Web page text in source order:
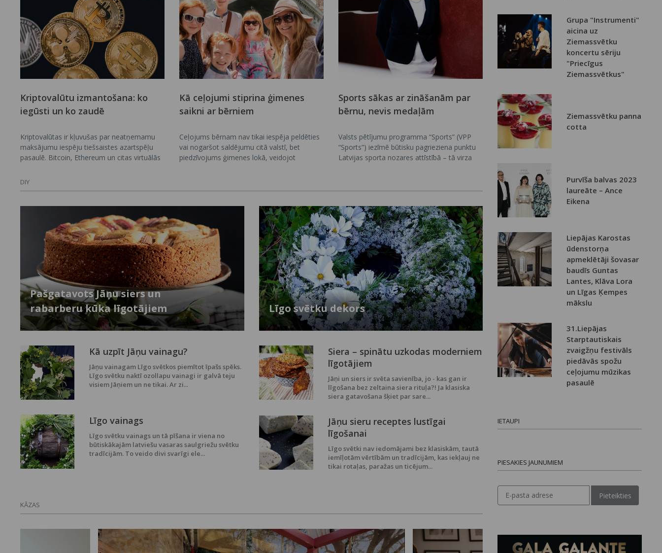
Kriptovalūtu izmantošana: ko
iegūsti un ko zaudē
Kriptovalūtas ir kļuvušas par neatņemamu
maksājumu iespēju tiešsaistes azartspēļu
pasaulē. Bitcoin, Ethereum un citas virtuālās
tradicionālajām bankas metodēm, taču šī
izvēle nav vienpusīgi pozitīva. Šajā rakstā
Kā ceļojumi stiprina ģimenes
saikni ar bērniem
Ceļojums bērnam nav tikai iespēja peldēties
vai nogaršot saldējumu citā valstī, bet
piedzīvojums ģimenes lokā, veidojot
citas kultūras, valodas un tradīcijas, nemanot
Sports sākas ar zināšanām par
bērnu, nevis medaļām
Valsts pētījumu programma “Sports” (VPP
“Sports”) iezīmē būtisku pagrieziena punktu
Latvijas sporta nozares attīstībā – tā virza
politikas daļu. Programmā iegūtās zināšanas
un vesels cilvēks un kādi lēmumi
nepieciešami, lai sporta vide būtu droša,
attīstoša un vērsta uz ilgtermiņu.
DIY
Pašgatavots Jāņu siers un
rabarberu kūka līgotājiem
Līgo svētku dekors
Kā uzpīt Jāņu vainagu?
Jāņu vainagam Līgo svētkos piemītot īpašs spēks.
Līgo svētku naktī ozollapu vainagi ir galvā teju
visiem Jāņiem un ne tikai. Ar zi...
Līgo vainags
Līgo svētku vainags un tā pīšana ir viena no
būtiskākajām latviešu vasaras saulgriežu svētku
tradīcijām. To veido divi svarīgi ele...
Siera – spinātu uzkodas moderniem
līgotājiem
Jāņi un siers ir svēta savienība, jo - kas gan ir
līgošana bez zeltaina siera rituļa?! Ja klasiska
siera gatavošana šķiet par sare...
Jāņu sieru receptes lustīgai
līgošanai
Līgo svētki nav iedomājami bez klasiskām, tautā
iemīļotām vērtībām un tradīcijām, kas iekļauj ne
tikai rotaļas, paražas un ticējum...
KĀZAS
Grupa "Instrumenti"
aicina uz
Ziemassvētku
koncertu sēriju
"Priecīgus
Ziemassvētkus"
Ziemassvētku panna
cotta
Purvīša balvas 2023
laureāte – Ance
Eikena
Liepājas Karostas
ūdenstorņa
apmeklētāji šovasar
baudīs Guntas
Lantes, Klāva Lora
un Līgas Ķempes
mākslu
31.Liepājas
Starptautiskais
zvaigžņu festivāls
piedāvās spožu
ceļojumu mūzikas
pasaulē
IETAUPI
PIESAKIES JAUNUMIEM
Pieteikties